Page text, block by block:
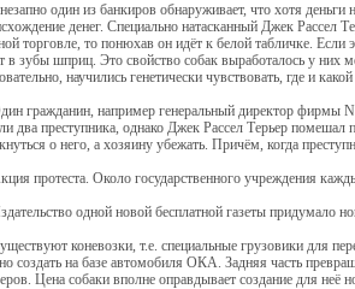
один из банкиров обнаруживает, что хотя
денег. Специально натасканный Джек Рассел
торговле, то понюхав он идёт к белой табличке.
в зубы шприц. Это свойство собак выработалось у них
научились генетически чувствовать, где и
гражданин, например генеральный директор фирмы
два преступника, однако Джек Рассел Терьер помешал
о него, а хозяину убежать. Причём, когда
протеста. Около государственного учреждения
одной новой бесплатной газеты придумало
коневозки, т.е. специальные грузовики для
создать на базе автомобиля ОКА. Задняя часть
Цена собаки вполне оправдывает создание для неё